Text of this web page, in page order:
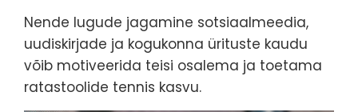
Nende lugude jagamine sotsiaalmeedia,
uudiskirjade ja kogukonna ürituste kaudu
võib motiveerida teisi osalema ja toetama
ratastoolide tennis kasvu.